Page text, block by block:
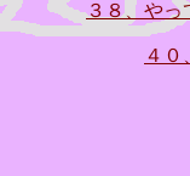
３８、や
４